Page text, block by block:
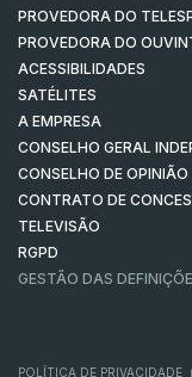
PROVEDORA DO
PROVEDORA DO
ACESSIBILIDADES
SATÉLITES
A EMPRESA
CONSELHO GERAL
CONSELHO DE OPINIÃO
CONTRATO DE
TELEVISÃO
RGPD
GESTÃO DAS
POLÍTICA DE PRIVACIDADE